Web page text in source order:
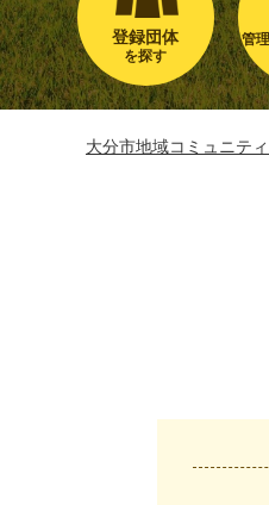
登録団体
を探す
管
大分市地域コミュニテ